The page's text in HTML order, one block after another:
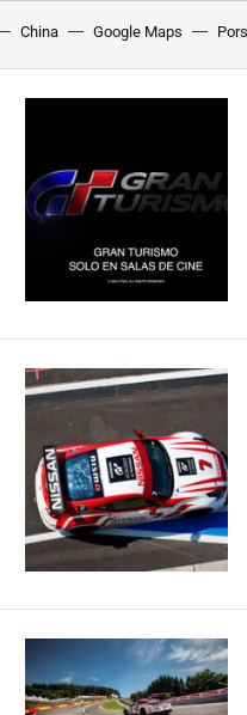
China Google Maps